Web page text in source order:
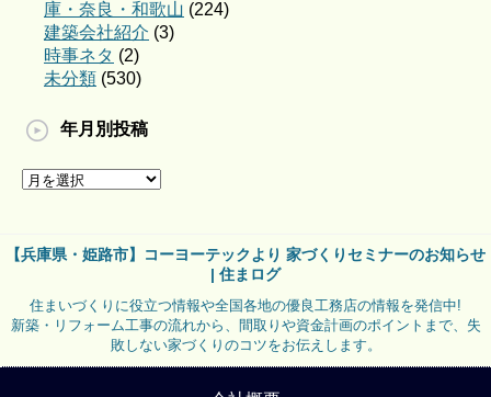
庫・奈良・和歌山 (224)
建築会社紹介 (3)
時事ネタ (2)
未分類 (530)
年月別投稿
【兵庫県・姫路市】コーヨーテックより 家づくりセミナーのお知らせ
| 住まログ
住まいづくりに役立つ情報や全国各地の優良工務店の情報を発信中!
新築・リフォーム工事の流れから、間取りや資金計画のポイントまで、失
敗しない家づくりのコツをお伝えします。